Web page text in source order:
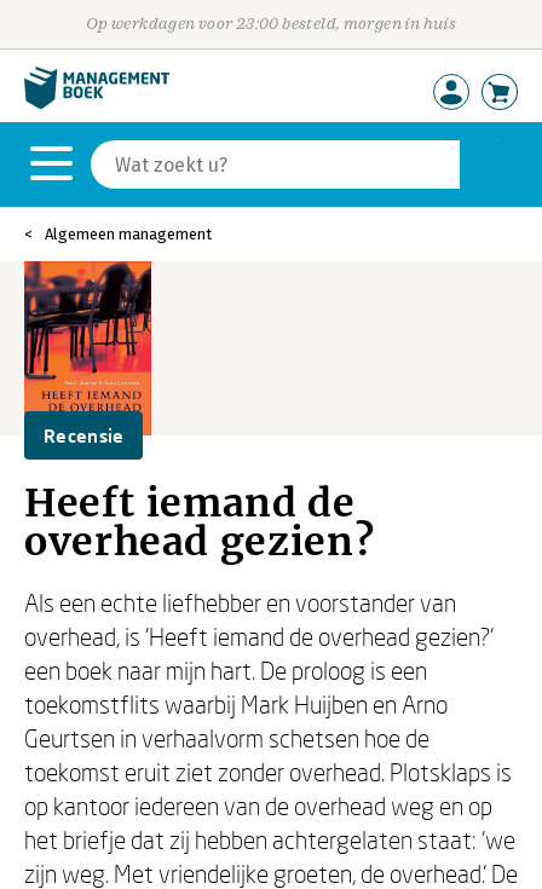
Op werkdagen voor 23:00 besteld, morgen in huis
Algemeen management
Recensie
Heeft iemand de
overhead gezien?
Als een echte liefhebber en voorstander van
overhead, is 'Heeft iemand de overhead gezien?'
een boek naar mijn hart. De proloog is een
toekomstflits waarbij Mark Huijben en Arno
Geurtsen in verhaalvorm schetsen hoe de
toekomst eruit ziet zonder overhead. Plotsklaps is
op kantoor iedereen van de overhead weg en op
het briefje dat zij hebben achtergelaten staat: 'we
zijn weg. Met vriendelijke groeten, de overhead.' De